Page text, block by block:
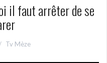
il faut arrêter de se
Tv Mèze